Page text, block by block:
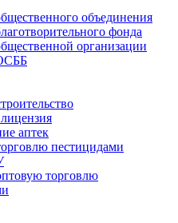
объединения
фонда
организации
аптек
пестицидами
торговлю